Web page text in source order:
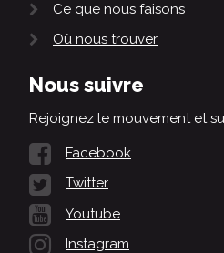
Ce que nous faisons
Où nous trouver
Nous suivre
Rejoignez le mouvement et
Facebook
Twitter
Youtube
Instagram